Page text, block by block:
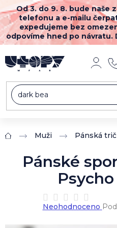
Přejít
na
obsah
Od 3. do 9. 8. bude naše
telefonu a e-mailu
expedujeme bez
odpovíme hned po návratu.
Domů Muži Pánská
Pánské
Průměrné
hodnocení
Neohodnoceno